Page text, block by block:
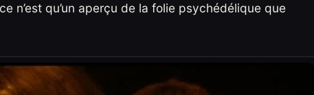
n’est qu’un aperçu de la folie psychédélique que